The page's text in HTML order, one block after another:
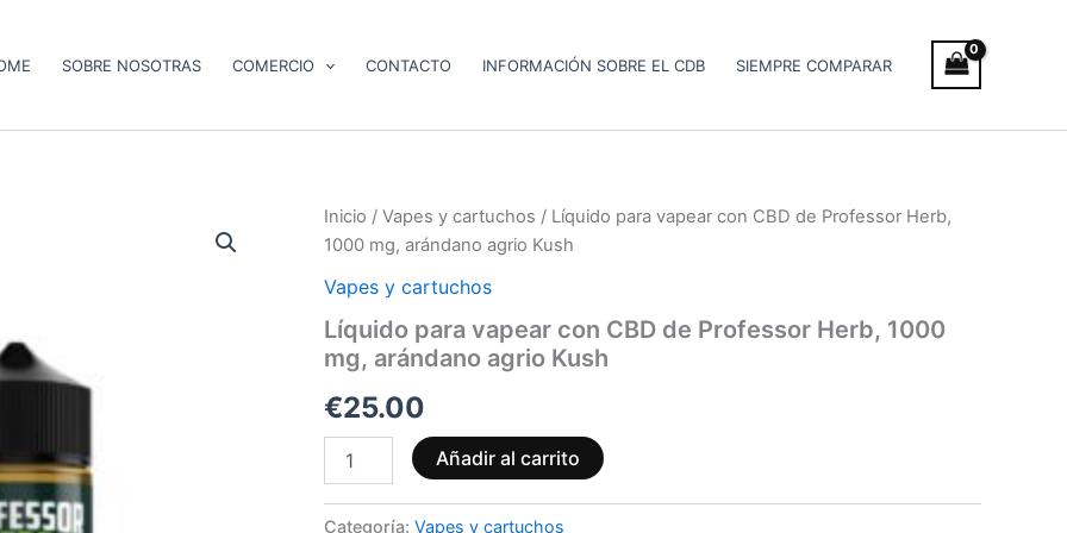
SOBRE NOSOTRAS COMERCIO CONTACTO INFORMACIÓN SOBRE EL CDB SIEMPRE COMPARAR
Inicio / Vapes y cartuchos / Líquido para vapear con CBD de Professor Herb,
1000 mg, arándano agrio Kush
Vapes y cartuchos
Líquido para vapear con CBD de Professor Herb, 1000
mg, arándano agrio Kush
€25.00
Líquido
para
con
de
Professor
Herb,
1000
arándano
agrio
cantidad
Añadir al carrito
Categoría: Vapes y cartuchos